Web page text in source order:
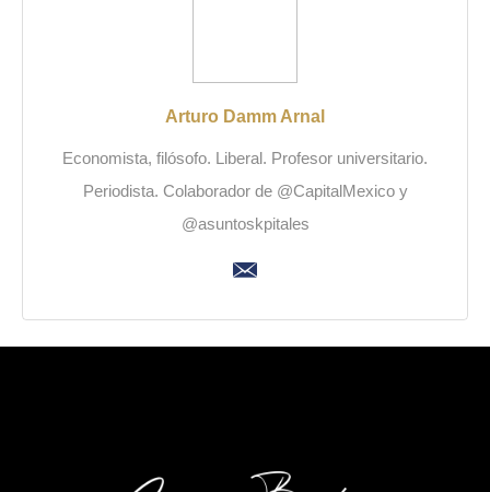
Arturo Damm Arnal
Economista, filósofo. Liberal. Profesor universitario.
Periodista. Colaborador de @CapitalMexico y
@asuntoskpitales